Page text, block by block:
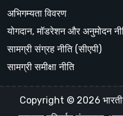
अभिगम्यता विवरण
योगदान, मॉडरेशन और अनुमोदन
सामग्री संग्रह नीति (सीएपी)
सामग्री समीक्षा नीति
Copyright © 2026